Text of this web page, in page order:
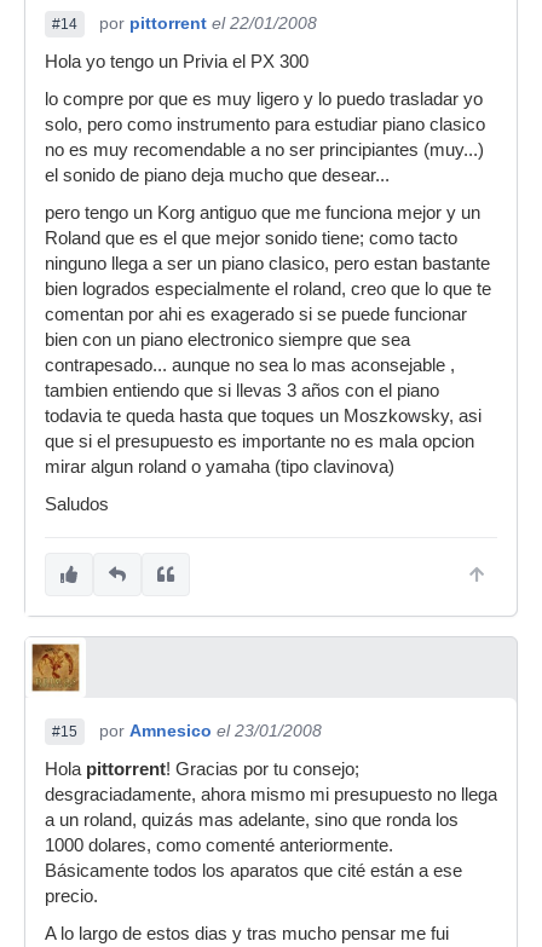
#14 por pittorrent el 22/01/2008
Hola yo tengo un Privia el PX 300
lo compre por que es muy ligero y lo puedo trasladar yo
solo, pero como instrumento para estudiar piano clasico
no es muy recomendable a no ser principiantes (muy...)
el sonido de piano deja mucho que desear...
pero tengo un Korg antiguo que me funciona mejor y un
Roland que es el que mejor sonido tiene; como tacto
ninguno llega a ser un piano clasico, pero estan bastante
bien logrados especialmente el roland, creo que lo que te
comentan por ahi es exagerado si se puede funcionar
bien con un piano electronico siempre que sea
contrapesado... aunque no sea lo mas aconsejable ,
tambien entiendo que si llevas 3 años con el piano
todavia te queda hasta que toques un Moszkowsky, asi
que si el presupuesto es importante no es mala opcion
mirar algun roland o yamaha (tipo clavinova)
Saludos
#15 por Amnesico el 23/01/2008
Hola pittorrent! Gracias por tu consejo;
desgraciadamente, ahora mismo mi presupuesto no llega
a un roland, quizás mas adelante, sino que ronda los
1000 dolares, como comenté anteriormente.
Básicamente todos los aparatos que cité están a ese
precio.
A lo largo de estos dias y tras mucho pensar me fui